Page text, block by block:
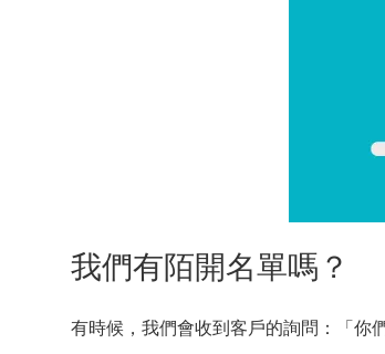
我們有陌開名單嗎？
有時候，我們會收到客戶的詢問：「你